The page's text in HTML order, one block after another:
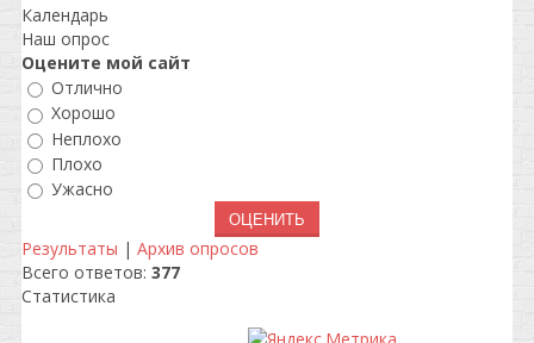
Календарь
Наш опрос
Оцените мой сайт
Отлично
Хорошо
Неплохо
Плохо
Ужасно
Результаты | Архив опросов
Всего ответов: 377
Статистика